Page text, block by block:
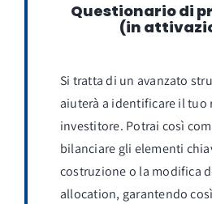
Questionario di
(in
Si tratta di un avanzato
aiuterà a identificare il tuo
investitore. Potrai così
bilanciare gli elementi
costruzione o la modifica
allocation, garantendo